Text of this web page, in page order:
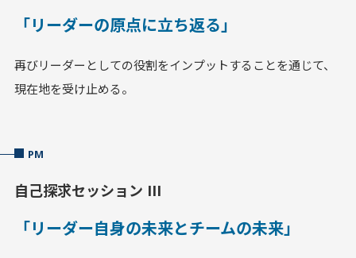
「リーダーの原点に立ち返る」
再びリーダーとしての役割をインプットすることを通じて、
現在地を受け止める。
PM
自己探求セッション III
「リーダー自身の未来とチームの未来」